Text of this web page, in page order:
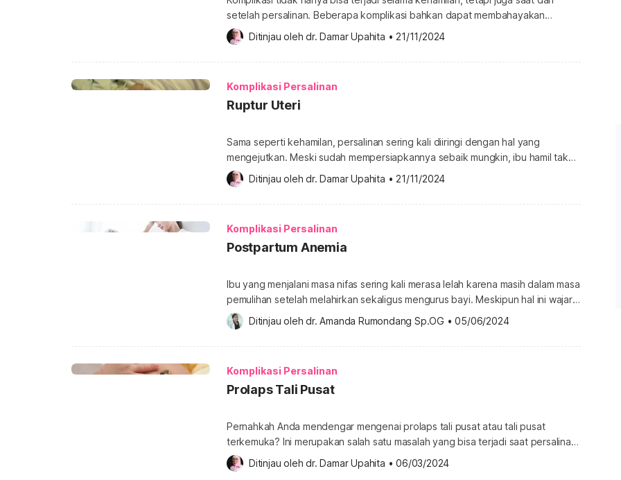
setelah persalinan. Beberapa komplikasi bahkan dapat membahayakan
keselamatan ibu dan buah hatinya jika tidak ditangani dengan tepat. Inilah
berbagai komplikasi persalinan yang perlu Anda ketahui. Berbagai komplikasi
persalinan yang umum terjadi Komplikasi persalinan dapat datang kapan saja
Ditinjau oleh dr. Damar Upahita • 21/11/2024
Komplikasi Persalinan
Ruptur Uteri
Sama seperti kehamilan, persalinan sering kali diiringi dengan hal yang
mengejutkan. Meski sudah mempersiapkannya sebaik mungkin, ibu hamil tak
jarang harus menghadapi kondisi yang tidak diinginkan, seperti ruptur uteri.
Lantas, apa yang harus dilakukan ketika kondisi itu terjadi? Temukan
jawabannya melalui uraian berikut. Apa itu ruptur uteri? Ruptur uteri adalah
Ditinjau oleh dr. Damar Upahita • 21/11/2024
Komplikasi Persalinan
Postpartum Anemia
Ibu yang menjalani masa nifas sering kali merasa lelah karena masih dalam masa
pemulihan setelah melahirkan sekaligus mengurus bayi. Meskipun hal ini wajar,
terkadang lelah, lesu, dan letih setelah melahirkan juga bisa menjadi tanda
postpartum anemia. Lantas, bagaimana cara membedakan kelelahan yang
normal dengan postpartum anemia? Lalu, tindakan seperti apa yang sebaiknya
Ditinjau oleh dr. Amanda Rumondang Sp.OG • 05/06/2024
Komplikasi Persalinan
Prolaps Tali Pusat
Pernahkah Anda mendengar mengenai prolaps tali pusat atau tali pusat
terkemuka? Ini merupakan salah satu masalah yang bisa terjadi saat persalinan
dan membahayakan bayi. Jika dibiarkan, prolaps tali pusat bisa menyebabkan
bayi kekurangan oksigen. Supaya lebih waspada terkait kondisi ini, simak
Ditinjau oleh dr. Damar Upahita • 06/03/2024